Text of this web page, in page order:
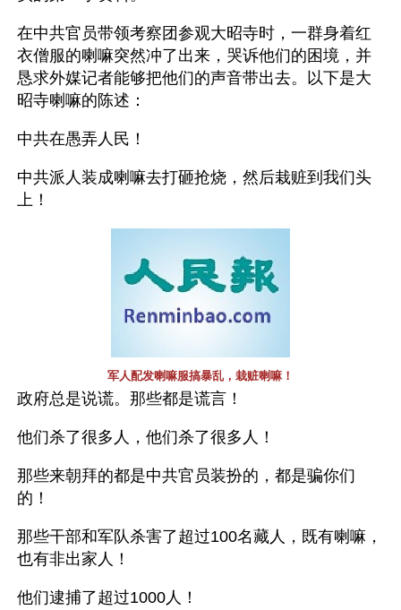
在中共官员带领考察团参观大昭寺时，一群身着红
衣僧服的喇嘛突然冲了出来，哭诉他们的困境，并
恳求外媒记者能够把他们的声音带出去。以下是大
昭寺喇嘛的陈述：
中共在愚弄人民！
中共派人装成喇嘛去打砸抢烧，然后栽赃到我们头
上！
军人配发喇嘛服搞暴乱，栽赃喇嘛！
政府总是说谎。那些都是谎言！
他们杀了很多人，他们杀了很多人！
那些来朝拜的都是中共官员装扮的，都是骗你们
的！
那些干部和军队杀害了超过100名藏人，既有喇嘛，
也有非出家人！
他们逮捕了超过1000人！